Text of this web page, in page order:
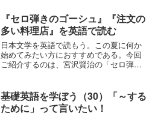
会話 2025年2月号NHKラジオ ラジ...
『セロ弾きのゴーシュ』『注文の
多い料理店』を英語で読む
日本文学を英語で読もう。この夏に何か
始めてみたい方におすすめである。今回
ご紹介するのは、宮沢賢治の「セロ弾き
ース コスモピア 以下本書という」で
ある。筆者にとって、...
基礎英語を学ぼう（30）「～する
ために」って言いたい！